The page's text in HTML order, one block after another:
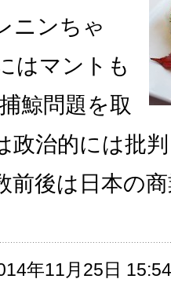
ニンちゃ
はマントも
鯨問題を取
政治的には批
前後は日本の
年11月25日 15:54